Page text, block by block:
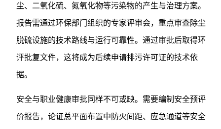
尘、二氧化硫、氮氧化物等污染物的产生与治理方案。
报告需通过环保部门组织的专家评审会，重点审查除尘
脱硫设施的技术路线与运行可靠性。通过审批后取得环
评批复文件，这将成为后续申请排污许可证的技术依
据。
安全与职业健康审批同样不可或缺。需要编制安全预评
价报告，论证总平面布置中防火间距、应急通道等安全